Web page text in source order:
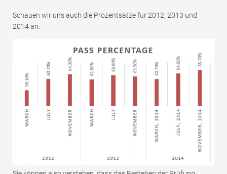
Schauen wir uns auch die Prozentsätze für 2012, 2013 und
2014 an.